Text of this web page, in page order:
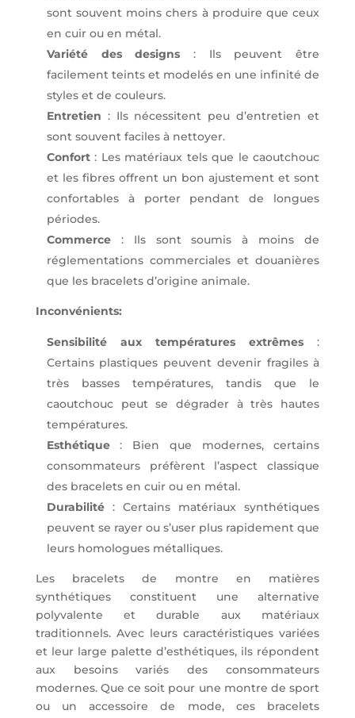
sont souvent moins chers à produire que ceux
en cuir ou en métal.
Variété des designs : Ils peuvent être
facilement teints et modelés en une infinité de
styles et de couleurs.
Entretien : Ils nécessitent peu d’entretien et
sont souvent faciles à nettoyer.
Confort: Les matériaux tels que le caoutchouc
et les fibres offrent un bon ajustement et sont
confortables à porter pendant de longues
périodes.
Commerce : Ils sont soumis à moins de
réglementations commerciales et douanières
que les bracelets d’origine animale.
Inconvénients:
Sensibilité aux températures extrêmes :
Certains plastiques peuvent devenir fragiles à
très basses températures, tandis que le
caoutchouc peut se dégrader à très hautes
températures.
Esthétique: Bien que modernes, certains
consommateurs préfèrent l’aspect classique
des bracelets en cuir ou en métal.
Durabilité: Certains matériaux synthétiques
peuvent se rayer ou s’user plus rapidement que
leurs homologues métalliques.
Les bracelets de montre en matières
synthétiques constituent une alternative
polyvalente et durable aux matériaux
traditionnels. Avec leurs caractéristiques variées
et leur large palette d’esthétiques, ils répondent
aux besoins variés des consommateurs
modernes. Que ce soit pour une montre de sport
ou un accessoire de mode, ces bracelets